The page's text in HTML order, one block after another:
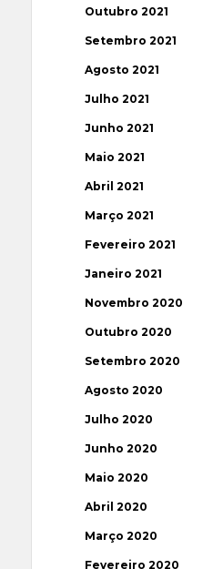
Outubro 2021
Setembro 2021
Agosto 2021
Julho 2021
Junho 2021
Maio 2021
Abril 2021
Março 2021
Fevereiro 2021
Janeiro 2021
Novembro 2020
Outubro 2020
Setembro 2020
Agosto 2020
Julho 2020
Junho 2020
Maio 2020
Abril 2020
Março 2020
Fevereiro 2020